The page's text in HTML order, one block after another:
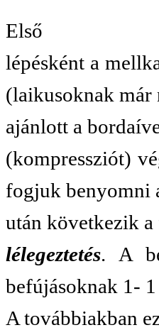
Első
lépésként a
(laikusoknak már
ajánlott a
(kompressziót)
fogjuk benyomni
után következik
lélegeztetés. A
befújásoknak 1-
A továbbiakban